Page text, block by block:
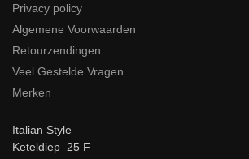
Privacy policy
Algemene Voorwaarden
Retourzendingen
Veel Gestelde Vragen
Merken
Italian Style
Keteldiep 25 F